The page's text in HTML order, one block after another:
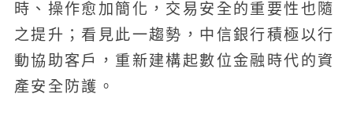
時、操作愈加簡化，交易安全的重要性也隨
之提升；看見此一趨勢，中信銀行積極以行
動協助客戶，重新建構起數位金融時代的資
產安全防護。